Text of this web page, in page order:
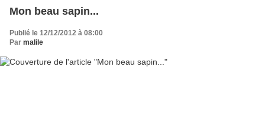
Mon beau sapin...
Publié le 12/12/2012 à 08:00
Par malile